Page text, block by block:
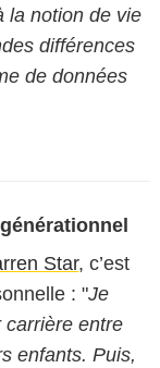
la notion de vie
différences
de données
Star, c’est
: "Je
carrière entre
enfants. Puis,